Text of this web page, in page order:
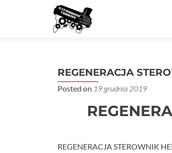
REGENERACJA
Posted on 19 grudnia 2019
REGENERACJA STEROWNIK